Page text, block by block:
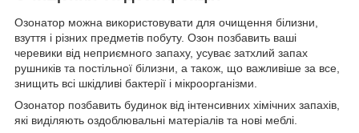
Озонатор можна використовувати для очищення білизни,
взуття і різних предметів побуту. Озон позбавить ваші
черевики від неприємного запаху, усуває затхлий запах
рушників та постільної білизни, а також, що важливіше за все,
знищить всі шкідливі бактерії і мікроорганізми.
Озонатор позбавить будинок від інтенсивних хімічних запахів,
які виділяють оздоблювальні матеріалів та нові меблі.